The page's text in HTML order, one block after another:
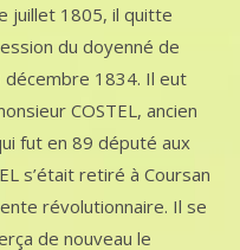
juillet 1805, il quitte
du doyenné de
décembre 1834. Il eut
COSTEL, ancien
fut en 89 député aux
s’était retiré à Coursan
révolutionnaire. Il se
de nouveau le